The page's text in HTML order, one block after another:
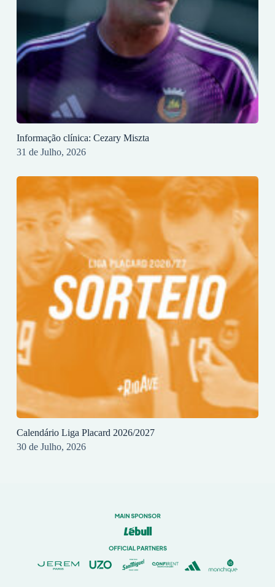
Informação clínica: Cezary Miszta
31 de Julho, 2026
Calendário Liga Placard 2026/2027
30 de Julho, 2026